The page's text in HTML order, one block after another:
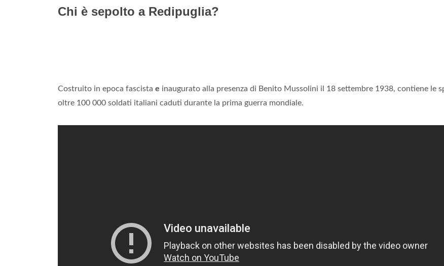
Chi è sepolto a Redipuglia?
Costruito in epoca fascista e inaugurato alla presenza di Benito Mussolini il 18 settembre 1938, contiene le
oltre 100 000 soldati italiani caduti durante la prima guerra mondiale.